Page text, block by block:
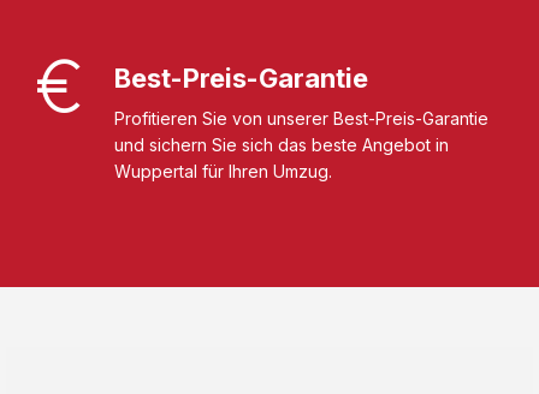
Best-Preis-Garantie
Profitieren Sie von unserer Best-Preis-Garantie
und sichern Sie sich das beste Angebot in
Wuppertal für Ihren Umzug.